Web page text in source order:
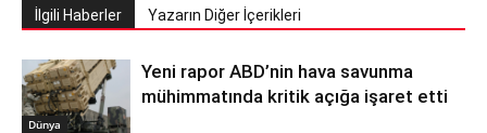
İlgili Haberler Yazarın Diğer İçerikleri
Dünya
Yeni rapor ABD’nin hava savunma
mühimmatında kritik açığa işaret etti